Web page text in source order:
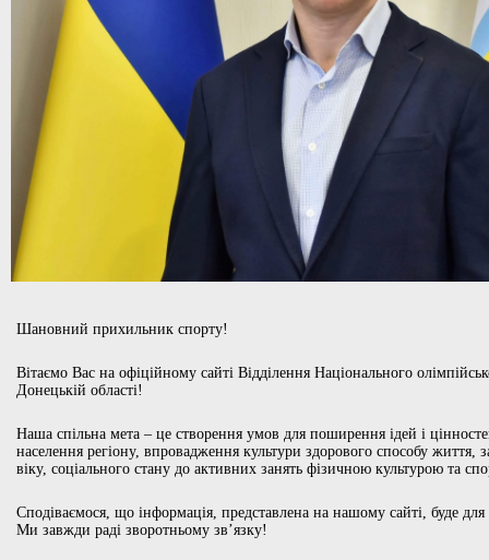
Шановний прихильник спорту!
Вітаємо Вас на офіційному сайті Відділення Національного
Донецькій області!
Наша спільна мета – це створення умов для поширення ідей і
населення регіону, впровадження культури здорового способу життя,
віку, соціального стану до активних занять фізичною культурою та
Сподіваємося, що інформація, представлена на нашому сайті, буде
Ми завжди раді зворотньому зв’язку!